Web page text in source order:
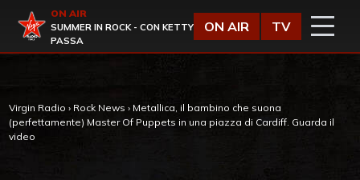
Virgin Radio
ON AIR
SUMMER IN ROCK - CON KETTY
PASSA
ON AIR TV
Virgin Radio › Rock News › Metallica, il bambino che suona
(perfettamente) Master Of Puppets in una piazza di Cardiff. Guarda il
video